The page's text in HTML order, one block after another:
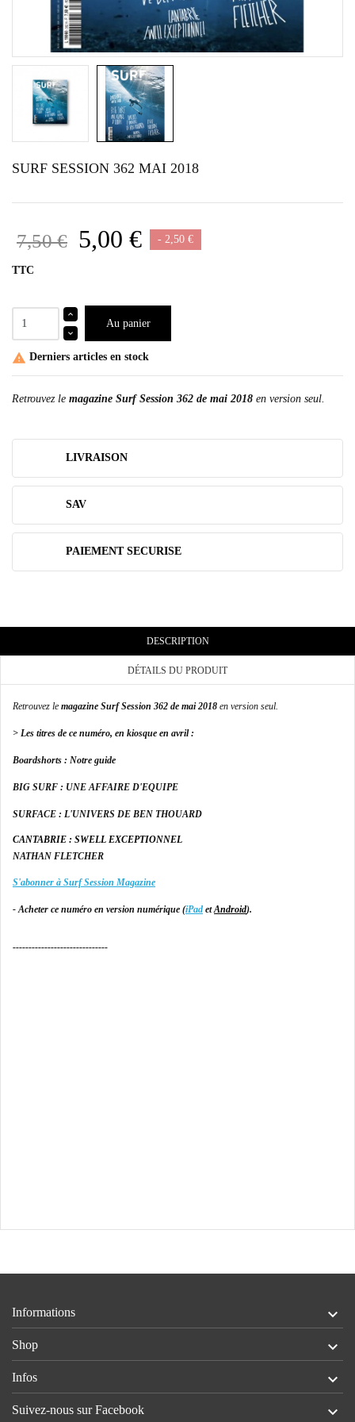
SURF SESSION 362 MAI 2018
7,50 € 5,00 € - 2,50 €
TTC
Au panier
 Derniers articles en stock
Retrouvez le magazine Surf Session 362 de mai 2018 en version seul.
LIVRAISON
SAV
PAIEMENT SECURISE
DESCRIPTION
DÉTAILS DU PRODUIT
Retrouvez le magazine Surf Session 362 de mai 2018 en version seul.
> Les titres de ce numéro, en kiosque en avril :
Boardshorts : Notre guide
BIG SURF : UNE AFFAIRE D'EQUIPE
SURFACE : L'UNIVERS DE BEN THOUARD
CANTABRIE : SWELL EXCEPTIONNEL
NATHAN FLETCHER
S'abonner à Surf Session Magazine
- Acheter ce numéro en version numérique (iPad etAndroid).
------------------------------
Informations 
Shop 
Infos 
Suivez-nous sur Facebook 